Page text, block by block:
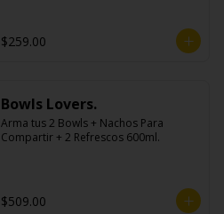
$259.00
Bowls Lovers.
Arma tus 2 Bowls + Nachos Para
Compartir + 2 Refrescos 600ml.
$509.00